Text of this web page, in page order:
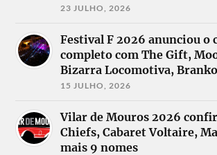
23 JULHO, 2026
Festival F 2026 anunciou o
completo com The Gift,
Bizarra Locomotiva, Branko
15 JULHO, 2026
Vilar de Mouros 2026
Chiefs, Cabaret Voltaire,
mais 9 nomes